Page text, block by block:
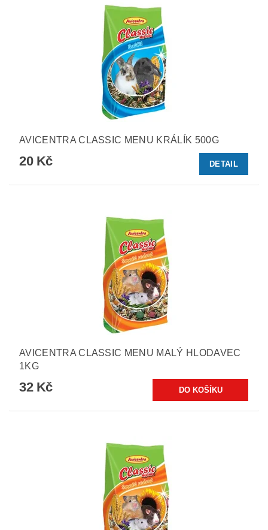
AVICENTRA CLASSIC MENU KRÁLÍK 500G
20 Kč DETAIL
AVICENTRA CLASSIC MENU MALÝ HLODAVEC
1KG
32 Kč